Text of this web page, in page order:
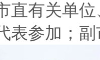
直有关单
表参加；